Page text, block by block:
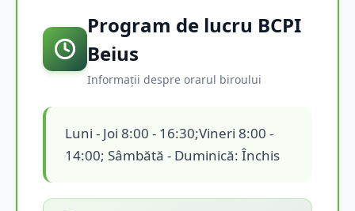
Program de lucru BCPI
Beius
Informații despre orarul biroului
Luni - Joi 8:00 - 16:30;Vineri 8:00 -
14:00; Sâmbătă - Duminică: Închis